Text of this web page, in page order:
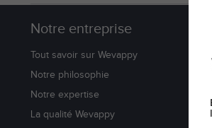
Notre entreprise
Tout savoir sur Wevappy
Notre philosophie
Notre expertise
La qualité Wevappy